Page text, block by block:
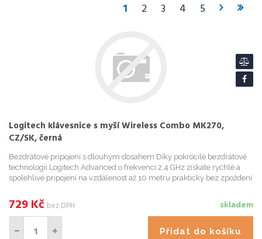
1 2 3 4 5
Logitech klávesnice s myší Wireless Combo MK270,
CZ/SK, černá
Bezdrátové pripojení s dlouhým dosahem Díky pokrocilé bezdrátové
technologii Logitech Advanced o frekvenci 2,4 GHz získáte rychlé a
spolehlivé pripojení na vzdálenost až 10 metru prakticky bez zpoždení
skladem
729Kč bez DPH
Přidat do košíku